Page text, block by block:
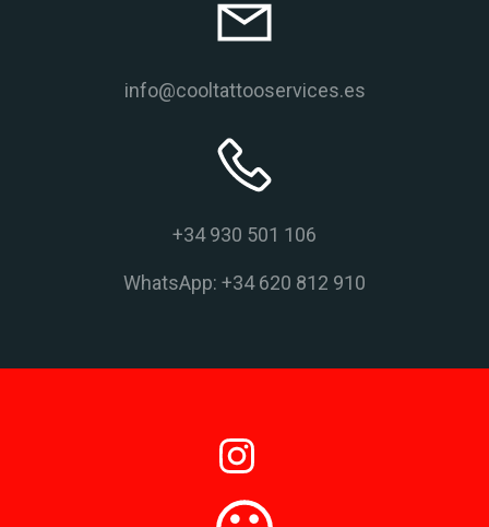
info@cooltattooservices.es
+34 930 501 106
WhatsApp: +34 620 812 910